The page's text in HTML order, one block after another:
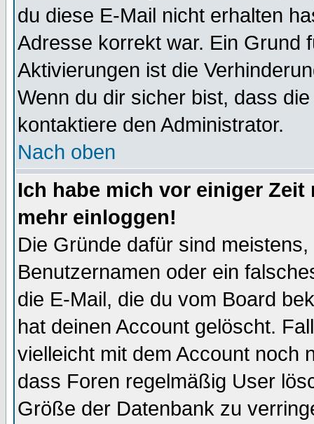
du diese E-Mail nicht erhalten
Adresse korrekt war. Ein Grund
Aktivierungen ist die
Wenn du dir sicher bist, dass
kontaktiere den Administrator.
Nach oben
Ich habe mich vor einiger
mehr einloggen!
Die Gründe dafür sind
Benutzernamen oder ein
die E-Mail, die du vom Board
hat deinen Account gelöscht.
vielleicht mit dem Account noch
dass Foren regelmäßig User
Größe der Datenbank zu